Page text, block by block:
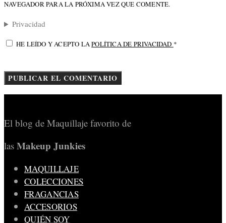
NAVEGADOR PARA LA PRÓXIMA VEZ QUE COMENTE.
Privacidad
HE LEÍDO Y ACEPTO LAPOLÍTICA DE PRIVACIDAD *
El blog de Maquillaje favorito de
las Makeup Junkies
MAQUILLAJE
COLECCIONES
FRAGANCIAS
ACCESORIOS
QUIÉN SOY